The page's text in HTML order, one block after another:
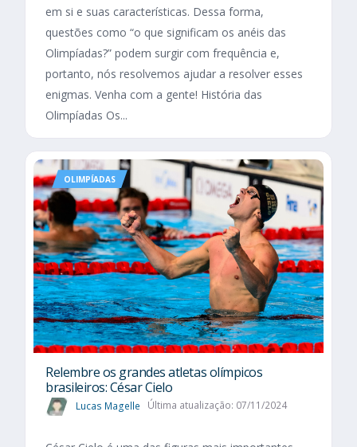
em si e suas características. Dessa forma,
questões como “o que significam os anéis das
Olimpíadas?” podem surgir com frequência e,
portanto, nós resolvemos ajudar a resolver esses
enigmas. Venha com a gente! História das
Olimpíadas Os...
OLIMPÍADAS
Relembre os grandes atletas olímpicos
brasileiros: César Cielo
Lucas Magelle Última atualização: 07/11/2024